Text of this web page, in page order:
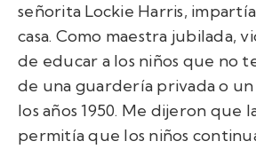
señorita Lockie Harris, impartía
casa. Como maestra jubilada,
de educar a los niños que no
de una guardería privada o
los años 1950. Me dijeron que
permitía que los niños